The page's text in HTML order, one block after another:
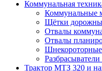
Коммунальная
Коммунальные
Щётки
Отвалы
Отвалы
Шнекороторные
Трактор МТЗ 320 и